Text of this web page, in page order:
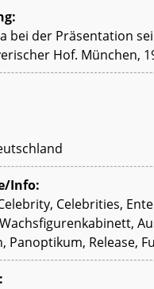
bei der Präsentation
Hof. München,
Info:
Celebrities,
Panoptikum, Release,